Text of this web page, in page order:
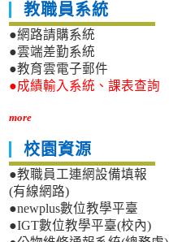
教職員系統
●網路請購系統
●雲端差勤系統
●教育雲電子郵件
●成績輸入系統、課表查詢
more
校園資源
●教職員工連網設備填報
(有線網路)
●newplus數位教學平臺
●IGT數位教學平臺(校內)